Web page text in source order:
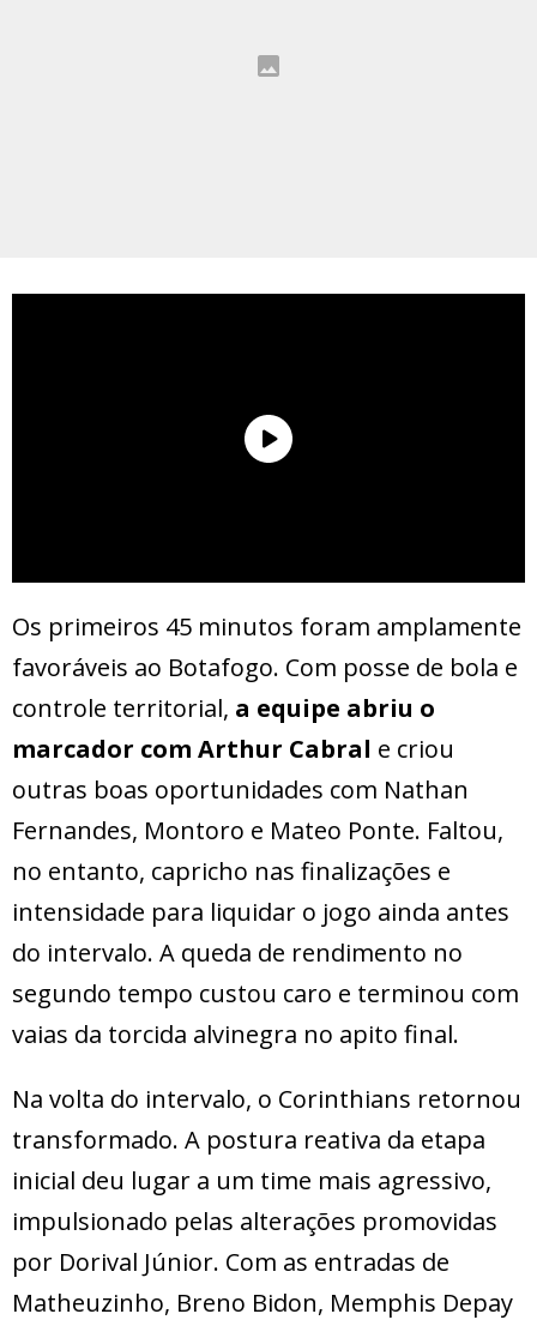
Os primeiros 45 minutos foram amplamente
favoráveis ao Botafogo. Com posse de bola e
controle territorial, a equipe abriu o
marcador com Arthur Cabral e criou
outras boas oportunidades com Nathan
Fernandes, Montoro e Mateo Ponte. Faltou,
no entanto, capricho nas finalizações e
intensidade para liquidar o jogo ainda antes
do intervalo. A queda de rendimento no
segundo tempo custou caro e terminou com
vaias da torcida alvinegra no apito final.
Na volta do intervalo, o Corinthians retornou
transformado. A postura reativa da etapa
inicial deu lugar a um time mais agressivo,
impulsionado pelas alterações promovidas
por Dorival Júnior. Com as entradas de
Matheuzinho, Breno Bidon, Memphis Depay